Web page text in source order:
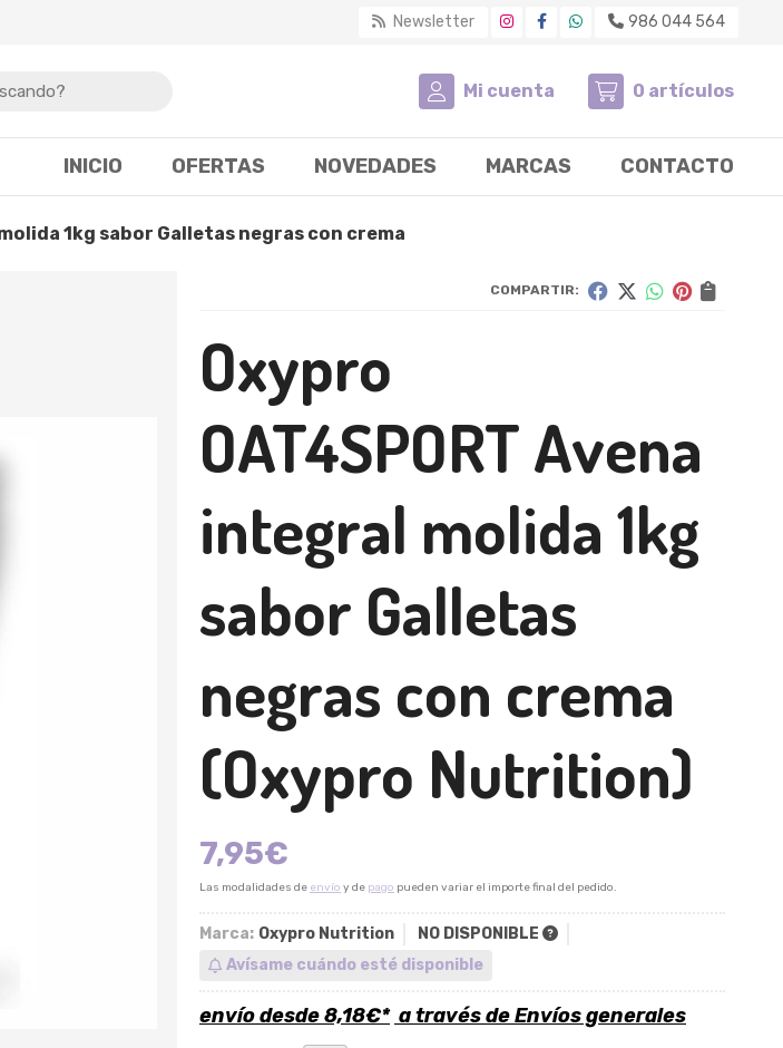
Newsletter 986 044 564
Mi cuenta 0 artículos
INICIO OFERTAS NOVEDADES MARCAS CONTACTO
1kg sabor Galletas negras con crema
COMPARTIR:
Oxypro
OAT4SPORT Avena
integral molida 1kg
sabor Galletas
negras con crema
(Oxypro Nutrition)
7,95€
Las modalidades de envío y de pago pueden variar el importe final del pedido.
Marca: Oxypro Nutrition
NO DISPONIBLE
Avísame cuándo esté disponible
envío desde8,18€* a través deEnvíos generales